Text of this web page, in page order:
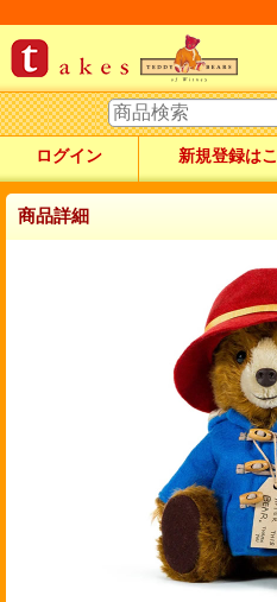
ログイン 新規登録は
商品詳細